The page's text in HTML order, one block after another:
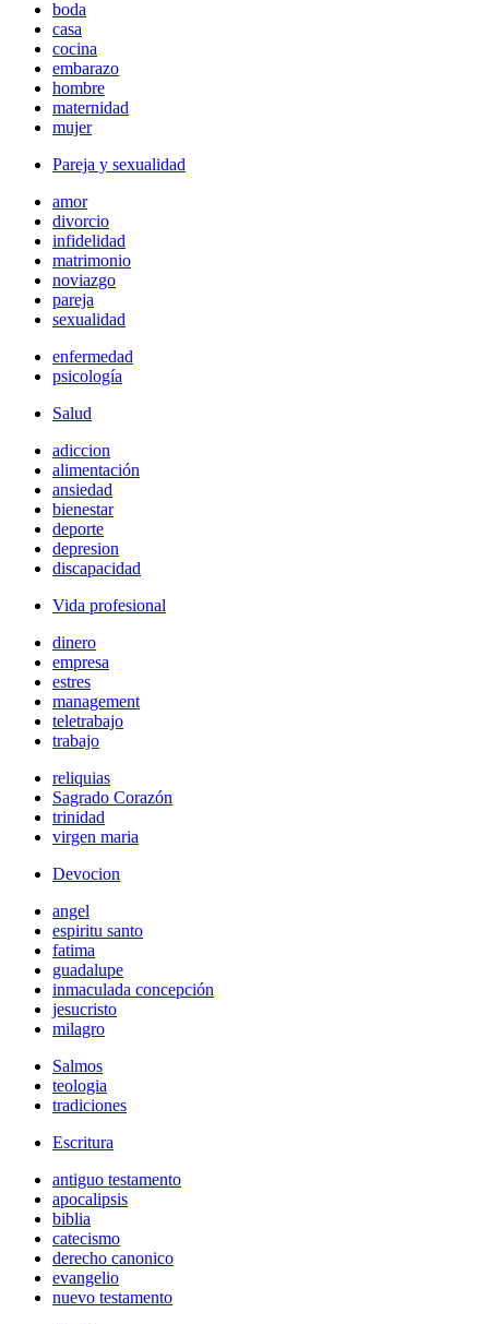
boda
casa
cocina
embarazo
hombre
maternidad
mujer
Pareja y sexualidad
amor
divorcio
infidelidad
matrimonio
noviazgo
pareja
sexualidad
enfermedad
psicología
Salud
adiccion
alimentación
ansiedad
bienestar
deporte
depresion
discapacidad
Vida profesional
dinero
empresa
estres
management
teletrabajo
trabajo
reliquias
Sagrado Corazón
trinidad
virgen maria
Devocion
angel
espiritu santo
fatima
guadalupe
inmaculada concepción
jesucristo
milagro
Salmos
teologia
tradiciones
Escritura
antiguo testamento
apocalipsis
biblia
catecismo
derecho canonico
evangelio
nuevo testamento